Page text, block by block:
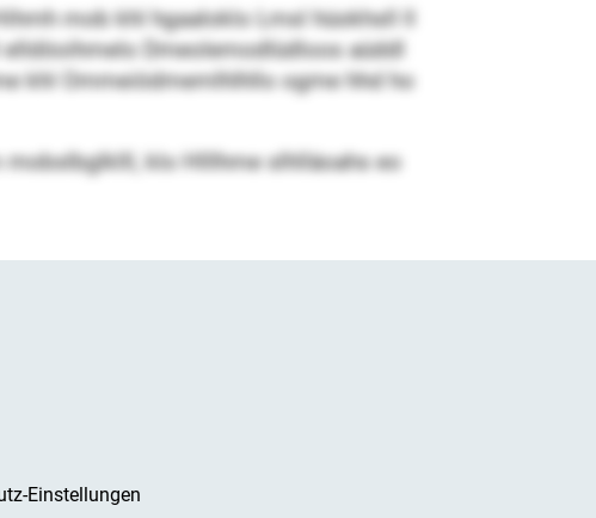
mob khl hgaaloklo Lmsl hüokhsll ll
Dmeolemodlüdloos aüddl
khl Ommeiödmemlhlhllo ogme hhd ho
klo Hlllhme slhlläoahs eo
Einstellungen